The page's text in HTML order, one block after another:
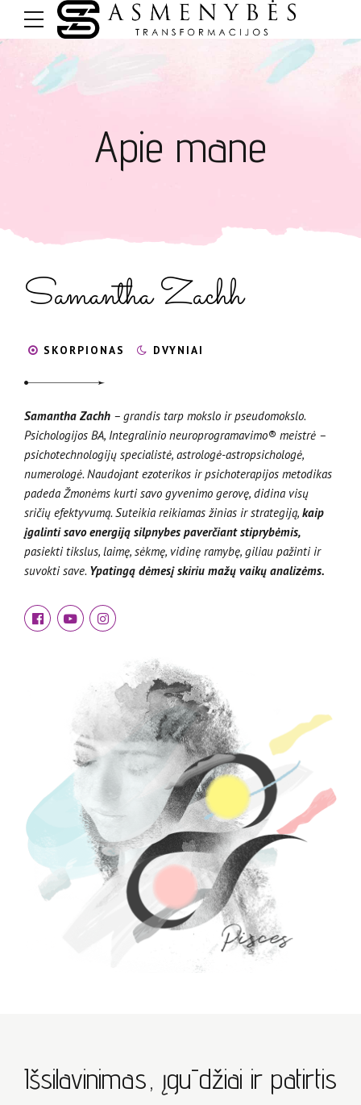
Apie mane
Samantha Zachh
SKORPIONAS DVYNIAI
Samantha Zachh – grandis tarp mokslo ir pseudomokslo.
Psichologijos BA, Integralinio neuroprogramavimo® meistrė –
psichotechnologijų specialistė, astrologė-astropsichologė,
numerologė. Naudojant ezoterikos ir psichoterapijos metodikas
padeda Žmonėms kurti savo gyvenimo gerovę, didina visų
sričių efektyvumą. Suteikia reikiamas žinias ir strategiją, kaip
įgalinti savo energiją silpnybes paverčiant stiprybėmis,
pasiekti tikslus, laimę, sėkmę, vidinę ramybę, giliau pažinti ir
suvokti save. Ypatingą dėmesį skiriu mažų vaikų analizėms.
Išsilavinimas, įgūdžiai ir patirtis